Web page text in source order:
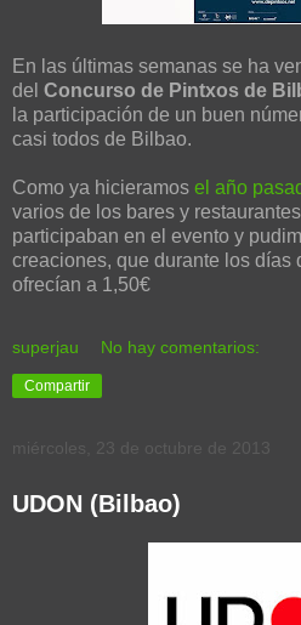
En las últimas semanas se ha
del Concurso de Pintxos de
la participación de un buen
casi todos de Bilbao.
Como ya hicieramos el año
varios de los bares y
participaban en el evento y
creaciones, que durante los días
ofrecían a 1,50€
superjau No hay comentarios:
Compartir
miércoles, 23 de octubre de 2013
UDON (Bilbao)